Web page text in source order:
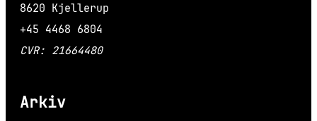
8620 Kjellerup
+45 4468 6804
CVR: 21664480
Arkiv